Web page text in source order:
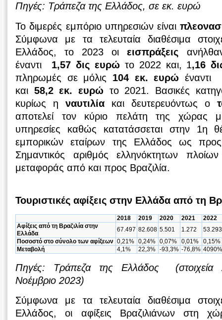
Πηγές: Τράπεζα της Ελλάδος, σε εκ. ευρώ
Το διμερές εμπόριο υπηρεσιών είναι
Σύμφωνα με τα τελευταία διαθέσιμα
Ελλάδος, το 2023 οιεισπράξεις
έναντι 1,57 δις ευρώ το 2022 και, 1,16
πληρωμές σε μόλις 104 εκ. ευρώ
και 58,2 εκ. ευρώ το 2021. Βασικές
κυρίως ηναυτιλία και δευτερευόντως ο
αποτελεί τον κύριο πελάτη της χώρας
υπηρεσίες καθώς κατατάσσεται στην 1η
εμπορικών εταίρων της Ελλάδος ως προς
Σημαντικός αριθμός ελληνόκτητων
μεταφοράς από και προς Βραζιλία.
Τουριστικές αφίξεις στην Ελλάδα από τη
2018 2019 2020 2021
2022
Αφίξεις από τη Βραζιλία στην
Ελλάδα
67.497 82.608 5.501 1.272
53.293
Ποσοστό στο σύνολο των αφίξεων 0,21% 0,24% 0,07% 0,01%
0,15%
Μεταβολή
4,1% 22,3% -93,3% -76,8%
Πηγές: Τράπεζα της Ελλάδος
Νοέμβριο 2023)
Σύμφωνα με τα τελευταία διαθέσιμα
Ελλάδος, οι αφίξεις Βραζιλιάνων στη